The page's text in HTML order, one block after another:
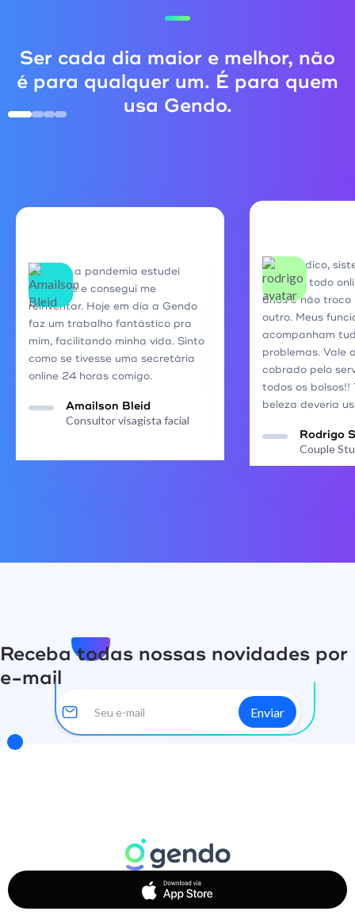
Ser cada dia maior e melhor, não
é para qualquer um. É para quem
usa Gendo.
Durante a pandemia estudei
bastante e consegui me
reinventar. Hoje em dia a Gendo
faz um trabalho fantástico pra
mim, facilitando minha vida. Sinto
como se tivesse uma secretária
online 24 horas comigo.
Amailson Bleid
Consultor visagista facial
Super indico,
rápido e todo
anos e não troco
outro. Meus
acompanham
problemas. Vale
cobrado pelo
todos os bolsos!!
beleza deveria
Rodrigo
Couple
Receba todas nossas novidades por
e-mail